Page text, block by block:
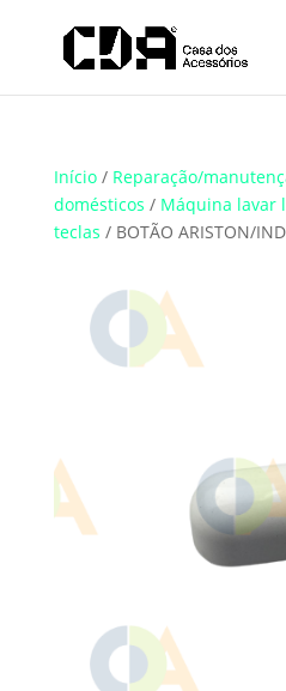
Translate
Início/ Reparação/
domésticos / Máquina lavar
teclas / BOTÃO ARISTON/